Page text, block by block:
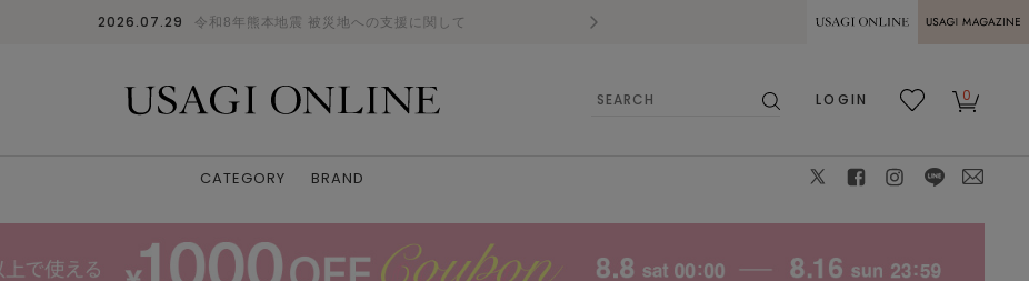
2026.07.29 令和8年熊本地震 被災地への支援に関して 熊本県熊本地方を震源とする地震の影響に
MAGAZINE
LOGIN
0
CATEGORY BRAND